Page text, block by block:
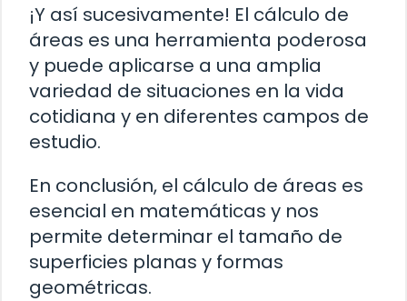
¡Y así sucesivamente! El cálculo de
áreas es una herramienta poderosa
y puede aplicarse a una amplia
variedad de situaciones en la vida
cotidiana y en diferentes campos de
estudio.
En conclusión, el cálculo de áreas es
esencial en matemáticas y nos
permite determinar el tamaño de
superficies planas y formas
geométricas.